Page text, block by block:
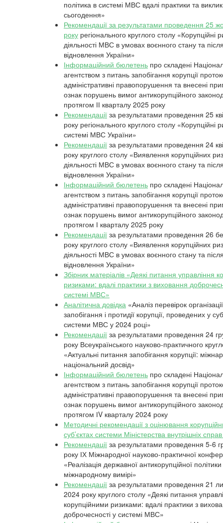
політика в системі МВС вдалі практики та
сьогодення»
Рекомендації за результатами проведення 25
року регіонального круглого столу «Корупційні
діяльності МВС в умовах воєнного стану та
відновлення України»
Інформаційний бюлетень про складені
агентством з питань запобігання корупції
адміністративні правопорушення та внесені
ознак порушень вимог антикорупційного
протягом ІІ кварталу 2025 року
Рекомендації за результатами проведення 25
року регіонального круглого столу «Корупційні
системі МВС України»
Рекомендації за результатами проведення 24
року круглого столу «Виявлення корупційних
діяльності МВС в умовах воєнного стану та
відновлення України»
Інформаційний бюлетень про складені
агентством з питань запобігання корупції
адміністративні правопорушення та внесені
ознак порушень вимог антикорупційного
протягом І кварталу 2025 року
Рекомендації за результатами проведення 26
року круглого столу «Виявлення корупційних
діяльності МВС в умовах воєнного стану та
відновлення України»
Збірник матеріалів «Деякі питання управління
ризиками: вдалі практики з виховання
системі МВС»
Аналітична довідка «Аналіз перевірок
запобігання і протидії корупції, проведених у
системи МВС у 2024 році»
Рекомендації за результатами проведення 24
року Всеукраїнського науково-практичного
«Актуальні питання запобігання корупції:
національний досвід»
Інформаційний бюлетень про складені
агентством з питань запобігання корупції
адміністративні правопорушення та внесені
ознак порушень вимог антикорупційного
протягом ІV кварталу 2024 року
Методичні рекомендації з оцінювання
суб’єктах системи Міністерства внутрішніх
Рекомендації за результатами проведення 5-6
року ІХ Міжнародної науково-практичної
«Реалізація державної антикорупційної
міжнародному вимірі»
Рекомендації за результатами проведення 21
2024 року круглого столу «Деякі питання
корупційними ризиками: вдалі практики з
доброчесності у системі МВС»